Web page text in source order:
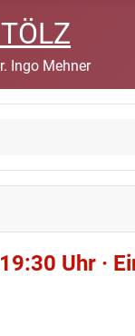
Ingo Mehner
Uhr ·